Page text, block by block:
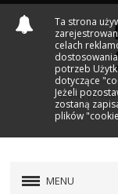
MENU
Ta strona
celach
potrzeb
dotyczące
Jeżeli
zostaną
plików